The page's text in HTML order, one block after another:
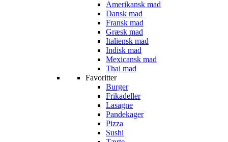
Amerikansk mad
Dansk mad
Fransk mad
Græsk mad
Italiensk mad
Indisk mad
Mexicansk mad
Thai mad
Favoritter
Burger
Frikadeller
Lasagne
Pandekager
Pizza
Sushi